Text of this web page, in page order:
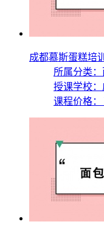
成都慕斯蛋糕培
所属分类
授课学校：
课程价格：